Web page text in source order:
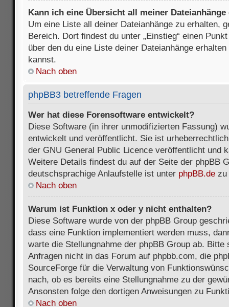
Kann ich eine Übersicht all meiner Dateianhänge
Um eine Liste all deiner Dateianhänge zu erhalten,
Bereich. Dort findest du unter „Einstieg“ einen
über den du eine Liste deiner Dateianhänge
kannst.
Nach oben
phpBB3 betreffende Fragen
Wer hat diese Forensoftware entwickelt?
Diese Software (in ihrer unmodifizierten Fassung)
entwickelt und veröffentlicht. Sie ist
der GNU General Public Licence veröffentlicht und
Weitere Details findest du auf der Seite der phpBB
deutschsprachige Anlaufstelle ist unter phpBB.de zu
Nach oben
Warum ist Funktion x oder y nicht enthalten?
Diese Software wurde von der phpBB Group
dass eine Funktion implementiert werden muss,
warte die Stellungnahme der phpBB Group ab. Bitte
Anfragen nicht in das Forum auf phpbb.com, die
SourceForge für die Verwaltung von
nach, ob es bereits eine Stellungnahme zu der
Ansonsten folge den dortigen Anweisungen zu
Nach oben